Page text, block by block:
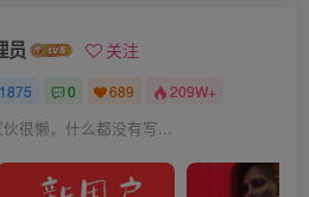
员 关注
1875 0 689 209W+
伙很懒，什么都没有写...